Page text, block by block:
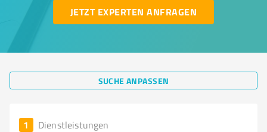
JETZT EXPERTEN ANFRAGEN
SUCHE ANPASSEN
1 Dienstleistungen